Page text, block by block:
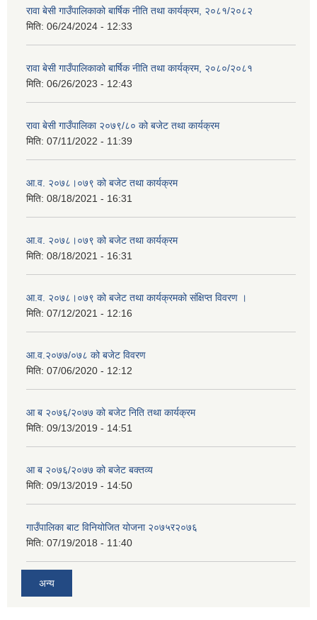
रावा बेसी गाउँपालिकाको बार्षिक नीति तथा कार्यक्रम, २०८१/२०८२
मिति: 06/24/2024 - 12:33
रावा बेसी गाउँपालिकाको बार्षिक नीति तथा कार्यक्रम, २०८०/२०८१
मिति: 06/26/2023 - 12:43
रावा बेसी गाउँपालिका २०७९/८० को बजेट तथा कार्यक्रम
मिति: 07/11/2022 - 11:39
आ.व. २०७८।०७९ को बजेट तथा कार्यक्रम
मिति: 08/18/2021 - 16:31
आ.व. २०७८।०७९ को बजेट तथा कार्यक्रम
मिति: 08/18/2021 - 16:31
आ.व. २०७८।०७९ को बजेट तथा कार्यक्रमको संक्षिप्त विवरण ।
मिति: 07/12/2021 - 12:16
आ.व.२०७७/०७८ को बजेट विवरण
मिति: 07/06/2020 - 12:12
आ ब २०७६/२०७७ को बजेट निति तथा कार्यक्रम
मिति: 09/13/2019 - 14:51
आ ब २०७६/२०७७ को बजेट बक्तव्य
मिति: 09/13/2019 - 14:50
गाउँपालिका बाट विनियोजित योजना २०७५र२०७६
मिति: 07/19/2018 - 11:40
अन्य